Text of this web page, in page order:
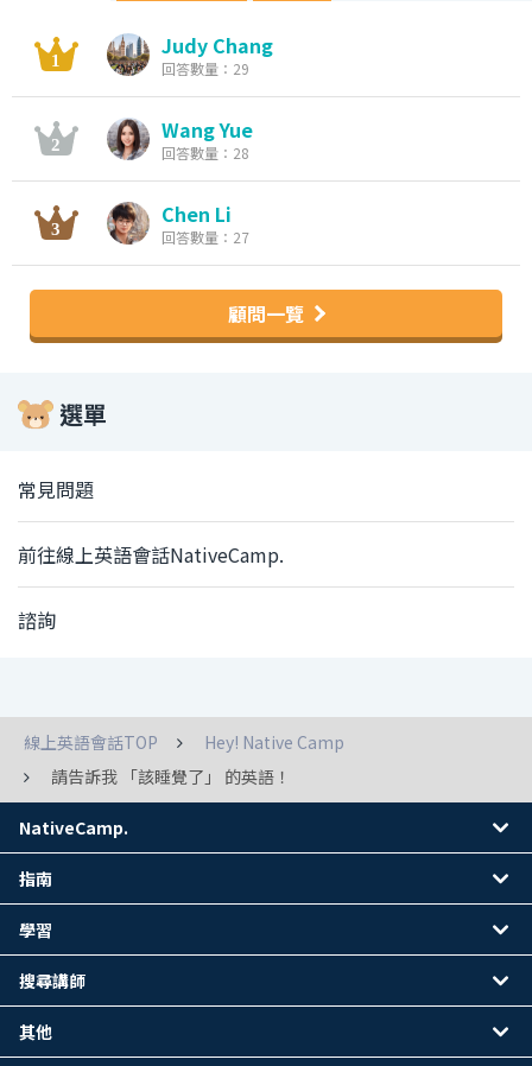
Judy Chang
回答數量：29
Wang Yue
回答數量：28
Chen Li
回答數量：27
顧問一覽
選單
常見問題
前往線上英語會話NativeCamp.
諮詢
線上英語會話TOP
Hey! Native Camp
請告訴我 「該睡覺了」 的英語！
NativeCamp.
指南
學習
搜尋講師
其他